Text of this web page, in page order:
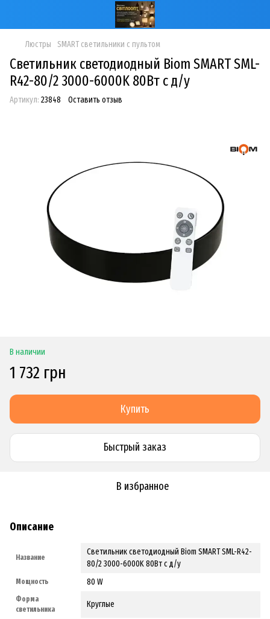
Люстры SMART светильники с пультом
Светильник светодиодный Biom SMART SML-
R42-80/2 3000-6000K 80Вт с д/у
Артикул: 23848 Оставить отзыв
В наличии
1 732 грн
Купить
Быстрый заказ
В избранное
Описание
Название
Светильник светодиодный Biom SMART SML-R42-
80/2 3000-6000K 80Вт с д/у
Мощность 80 W
Форма
светильника
Круглые